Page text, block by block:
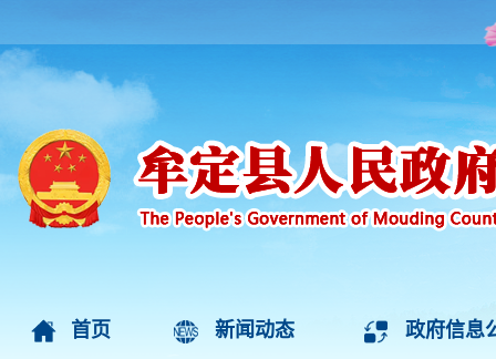
首页 新闻动态 政府信息